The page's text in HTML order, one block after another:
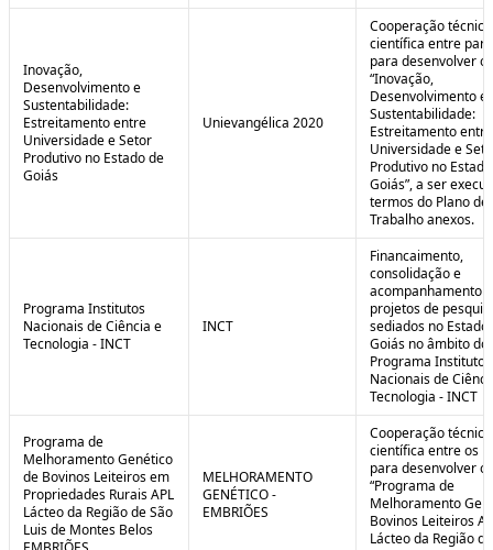
Inovação,
Desenvolvimento e
Sustentabilidade:
Estreitamento entre
Universidade e Setor
Produtivo no Estado de
Goiás
Unievangélica 2020
Cooperação
científica entre
para desenvolver o
“Inovação,
Desenvolvimento e
Sustentabilidade:
Estreitamento entre
Universidade e
Produtivo no
Goiás”, a ser
termos do Plano de
Trabalho anexos.
Programa Institutos
Nacionais de Ciência e
Tecnologia - INCT
INCT
Financaimento,
consolidação e
acompanhamento
projetos de
sediados no Estado
Goiás no âmbito do
Programa Institutos
Nacionais de
Tecnologia - INCT
Programa de
Melhoramento Genético
de Bovinos Leiteiros em
Propriedades Rurais APL
Lácteo da Região de São
Luis de Montes Belos
MELHORAMENTO
GENÉTICO -
EMBRIÕES
Cooperação
científica entre os
para desenvolver o
“Programa de
Melhoramento
Bovinos Leiteiros
Lácteo da Região